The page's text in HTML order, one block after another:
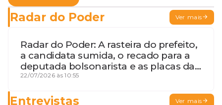
Radar do Poder Ver mais
Radar do Poder: A rasteira do prefeito,
a candidata sumida, o recado para a
deputada bolsonarista e as placas da
discórdia
22/07/2026 às 10:55
Entrevistas Ver mais